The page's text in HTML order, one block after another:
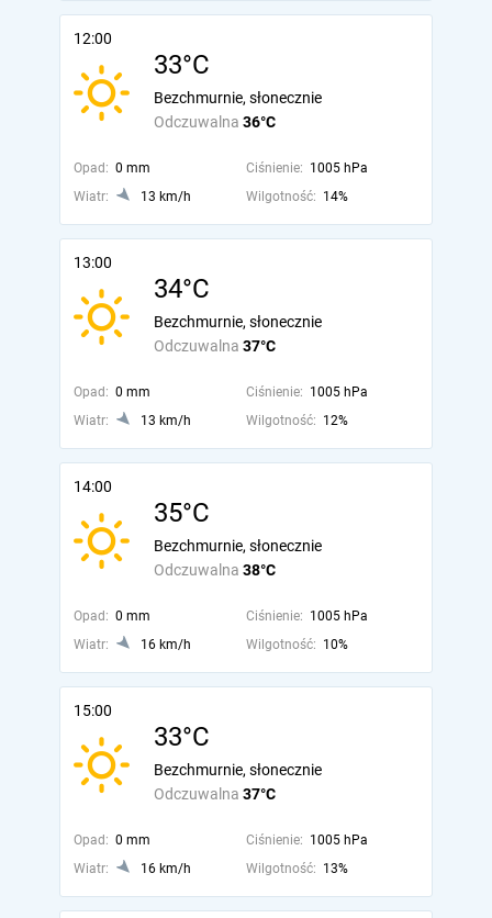
12:00
33°C
Odczuwalna 36°C
Bezchmurnie, słonecznie
Opad: 0 mm Ciśnienie: 1005 hPa
Wiatr:
13 km/h Wilgotność: 14%
13:00
34°C
Odczuwalna 37°C
Bezchmurnie, słonecznie
Opad: 0 mm Ciśnienie: 1005 hPa
Wiatr:
13 km/h Wilgotność: 12%
14:00
35°C
Odczuwalna 38°C
Bezchmurnie, słonecznie
Opad: 0 mm Ciśnienie: 1005 hPa
Wiatr:
16 km/h Wilgotność: 10%
15:00
33°C
Odczuwalna 37°C
Bezchmurnie, słonecznie
Opad: 0 mm Ciśnienie: 1005 hPa
Wiatr:
16 km/h Wilgotność: 13%